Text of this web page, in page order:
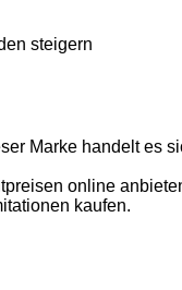
steigern
Marke handelt
online
kaufen.